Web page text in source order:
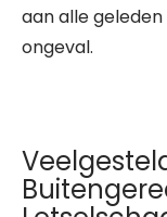
aan alle
ongeval.